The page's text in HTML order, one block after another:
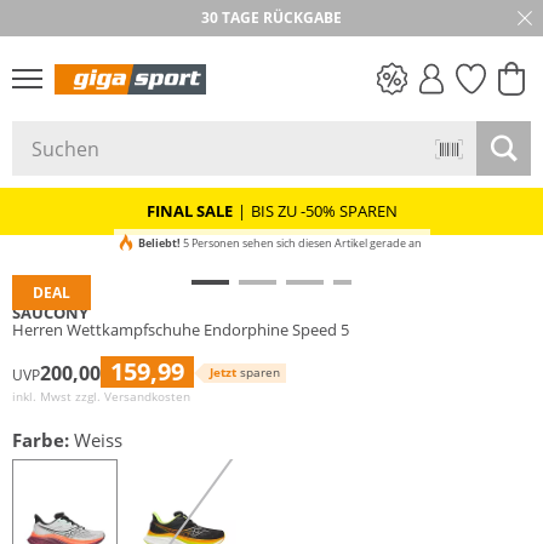
30 TAGE RÜCKGABE
FINAL SALE | BIS ZU -50% SPAREN
DEAL
Beliebt! 5 Personen sehen sich diesen Artikel gerade an
SAUCONY
Herren Wettkampfschuhe Endorphine Speed 5
UVP200,00 159,99 Jetzt sparen
inkl. Mwst zzgl. Versandkosten
Farbe: Weiss